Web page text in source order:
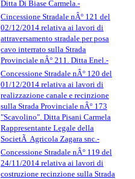
Ditta Di Biase Carmela.-
Cincessione Stradale nÂ° 121 del
02/12/2014 relativa ai lavori di
attraversamento stradale per posa
cavo interrato sulla Strada
Provinciale nÂ° 211. Ditta Enel.-
Concessione Stradale nÂ° 120 del
01/12/2014 relativa ai lavori di
realizzazione canale e recinzione
sulla Strada Provinciale nÂ° 173
"Scavolino". Ditta Pisani Carmela
Rappresentante Legale della
SocietÃ Agricola Zagara snc.-
Concessione Stradale nÂ° 119 del
24/11/2014 relativa ai lavori di
costruzione recinzione sulla Strada